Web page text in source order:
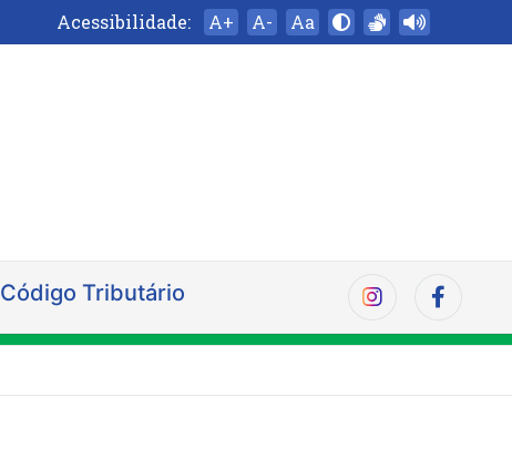
Acessibilidade: A+ A- Aa
Código Tributário